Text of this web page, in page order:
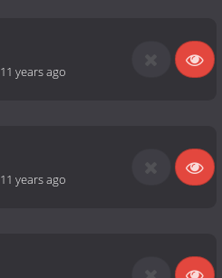
11 years ago
11 years ago